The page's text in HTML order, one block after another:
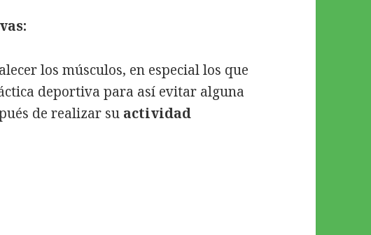
los músculos, en especial los que
deportiva para así evitar alguna
de realizar su actividad